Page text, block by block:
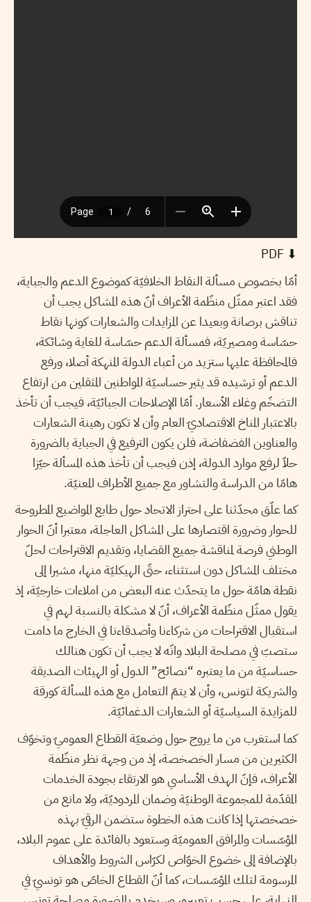
⬇︎ PDF
أمّا بخصوص مسألة النقاط الخلافيّة كموضوع الدعم والجباية،
فقد اعتبر ممثّل منظّمة الأعراف أنّ هذه المشاكل يجب أن
تناقش برصانة وبعيدا عن المزايدات والشعارات كونها نقاط
حسّاسة ومصيريّة، فمسألة الدعم حسّاسة للغاية وشائكة،
فالمحافظة عليها ستزيد من أعباء الدولة المنهكة أصلا، ورفع
الدعم أو ترشيده قد يثير حساسيّة المواطنين المثقلين من ارتفاع
التضخّم وغلاء الأسعار. أمّا الإصلاحات الجبائيّة، فيجب أن تأخذ
بالاعتبار المناخ الاقتصاديّ العام وأن لا تكون رهينة الشعارات
والعناوين الفضفاضة، فلن يكون الترفيع في الجباية بالضرورة
حلاّ لرفع موارد الدولة، إذن فيجب أن تأخذ هذه المسألة حيّزا
هامّا من الدراسة والتشاور مع جميع الأطراف المعنيّة.
كما علّق محدّثنا على احتراز الاتحاد حول طابع المواضيع المطروحة
للحوار وضرورة اقتصارها على المشاكل العاجلة، معتبرا أنّ الحوار
الوطني فرصة لمناقشة جميع القضايا، وتقديم الاقتراحات لحلّ
مختلف المشاكل دون استثناء، حتّى الهيكليّة منها، مشيرا إلى
نقطة هامّة حول ما يتحدّث عنه البعض من املاءات خارجيّة، إذ
يقول ممثّل منظّمة الأعراف، أنّ لا مشكلة بالنسبة لهم في
استقبال الاقتراحات من شركاءنا وأصدقاءنا في الخارج ما دامت
ستصبّ في مصلحة البلاد وانّه لا يجب أن تكون هنالك
حساسيّة من ما يعتبره “نصائح” الدول أو الهيئات الصديقة
والشريكة لتونس، وأن لا يتمّ التعامل مع هذه المسألة كورقة
للمزايدة السياسيّة أو الشعارات الدغمائيّة.
كما استغرب من ما يروج حول وضعيّة القطاع العموميّ وتخوّف
الكثيرين من مسار الخصخصة، إذ من وجهة نظر منظّمة
الأعراف، فإنّ الهدف الأساسي هو الارتقاء بجودة الخدمات
المقدّمة للمجموعة الوطنيّة وضمان المردوديّة، ولا مانع من
خصخصتها إذا كانت هذه الخطوة ستضمن الرقيّ بهذه
المؤسّسات والمرافق العموميّة وستعود بالفائدة على عموم البلاد،
بالإضافة إلى خضوع الخوّاص لكرّاس الشروط والأهداف
المرسومة لتلك المؤسّسات، كما أنّ القطاع الخاصّ هو تونسيّ في